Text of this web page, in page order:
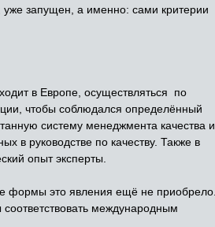
запущен, а именно: сами критерии
в Европе, осуществляться по
чтобы соблюдался определённый
систему менеджмента качества и
в руководстве по качеству. Также в
опыт эксперты.
формы это явления ещё не приобрело.
международным